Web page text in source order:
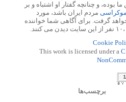
و چنانچه گفتار او اشتباه و بر
مردم ایران باشد، مورد
گرفت. برای آگاهی شما خواننده
Cookie
This work is licensed under a
برچسب‌ها